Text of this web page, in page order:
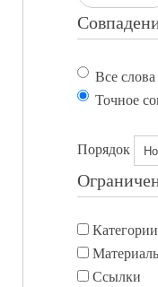
Все слова
Точное
Порядок
Категории
Ссылки